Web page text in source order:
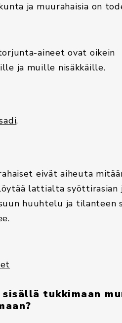
ja muurahaisia on
aineet ovat oikein
ja muille nisäkkäille.
.
eivät aiheuta
lattialta syöttirasian
huuhtelu ja tilanteen
tukkimaan